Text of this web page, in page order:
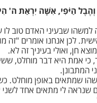
יִרְאַת ה' הִיא תִתְהַלָּל ".
האדם טוב לו עם זה. זה
אומרים "זה מוצא חן בעיני",
זה לא.
מוחלט, ששייך לכולם, וחן
מוחלט. כשאני רואה
אחד לשני אז אני אומר